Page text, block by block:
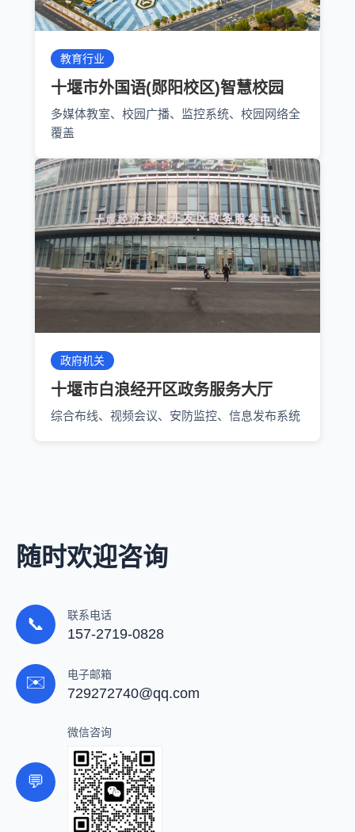
教育行业
十堰市外国语(郧阳校区)智慧校园
多媒体教室、校园广播、监控系统、校园网络全
覆盖
政府机关
十堰市白浪经开区政务服务大厅
综合布线、视频会议、安防监控、信息发布系统
随时欢迎咨询
📞 联系电话
157-2719-0828
✉️ 电子邮箱
729272740@qq.com
💬
微信咨询